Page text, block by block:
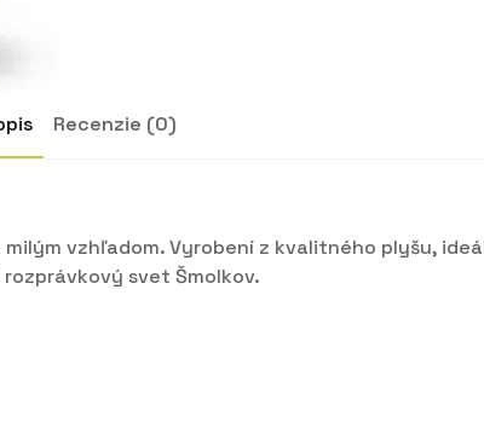
Recenzie (0)
vzhľadom. Vyrobení z kvalitného plyšu,
svet Šmolkov.